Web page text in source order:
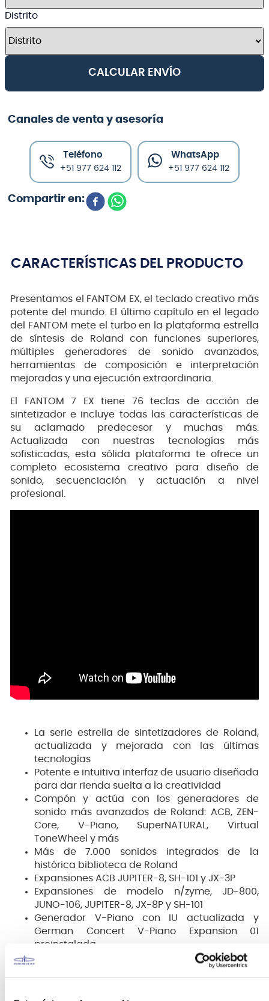
Distrito
Distrito
CALCULAR ENVÍO
Canales de venta y asesoría
Teléfono
+51 977 624 112
WhatsApp
+51 977 624 112
CARACTERÍSTICAS DEL PRODUCTO
Presentamos el FANTOM EX, el teclado creativo más
potente del mundo. El último capítulo en el legado
del FANTOM mete el turbo en la plataforma estrella
de síntesis de Roland con funciones superiores,
múltiples generadores de sonido avanzados,
herramientas de composición e interpretación
mejoradas y una ejecución extraordinaria.
El FANTOM 7 EX tiene 76 teclas de acción de
sintetizador e incluye todas las características de
su aclamado predecesor y muchas más.
Actualizada con nuestras tecnologías más
sofisticadas, esta sólida plataforma te ofrece un
completo ecosistema creativo para diseño de
sonido, secuenciación y actuación a nivel
profesional.
La serie estrella de sintetizadores de Roland,
actualizada y mejorada con las últimas
tecnologías
Potente e intuitiva interfaz de usuario diseñada
para dar rienda suelta a la creatividad
Compón y actúa con los generadores de
sonido más avanzados de Roland: ACB, ZEN-
Core, V-Piano, SuperNATURAL, Virtual
ToneWheel y más
Más de 7.000 sonidos integrados de la
histórica biblioteca de Roland
Expansiones ACB JUPITER-8, SH-101 y JX-3P
Expansiones de modelo n/zyme, JD-800,
JUNO-106, JUPITER-8, JX-8P y SH-101
Generador V-Piano con IU actualizada y
German Concert V-Piano Expansion 01
preinstalada
Generadores de piano SuperNATURAL y
SuperNATURAL Acoustic Piano 3 Expansion
Órganos Virtual ToneWheel procedentes de la